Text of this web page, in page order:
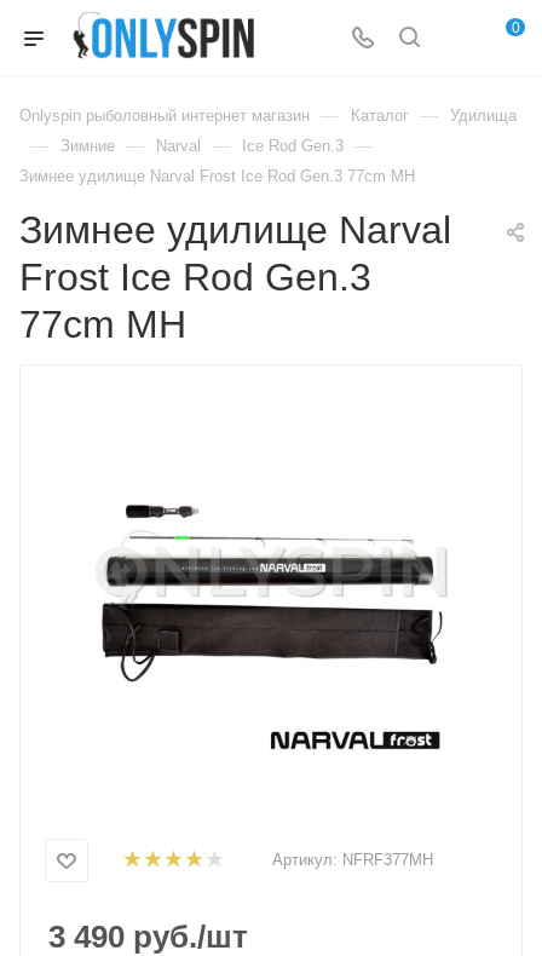
0
Onlyspin рыболовный интернет магазин — Каталог — Удилища
— Зимние — Narval — Ice Rod Gen.3 —
Зимнее удилище Narval Frost Ice Rod Gen.3 77cm MH
Зимнее удилище Narval
Frost Ice Rod Gen.3
77cm MH
Артикул: NFRF377MH
3 490 руб./шт